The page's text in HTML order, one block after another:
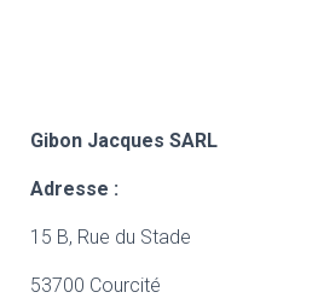
Gibon Jacques SARL
Adresse :
15 B, Rue du Stade
53700 Courcité